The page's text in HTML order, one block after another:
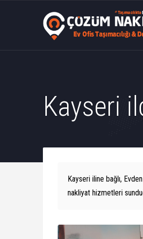
Kayseri
Kayseri iline bağlı,
nakliyat hizmetleri